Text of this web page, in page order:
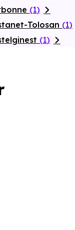
(1)
Tolosan (1)
(1)